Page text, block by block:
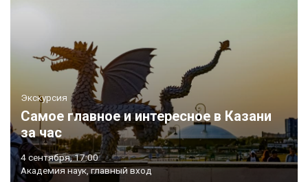
Экскурсия
Самое главное и интересное в Казани
за час
4 сентября, 17:00
Академия наук, главный вход